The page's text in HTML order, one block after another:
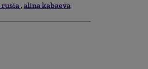
rusia alina kabaeva